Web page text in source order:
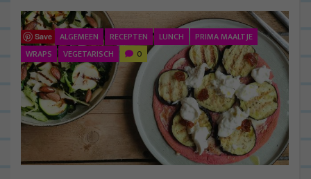
Save ALGEMEEN RECEPTEN LUNCH
PRIMA MAALTJE
WRAPS
VEGETARISCH 0